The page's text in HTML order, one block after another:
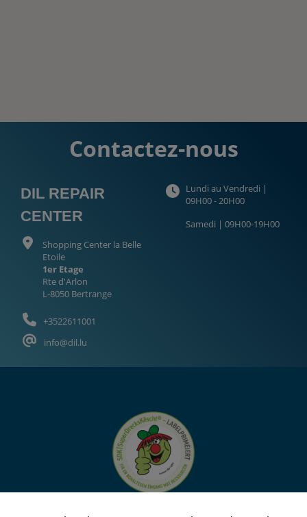
Contactez-nous
DIL REPAIR
CENTER
Shopping Center la Belle
Etoile
1er Etage
Rte d'Arlon
L-8050 Bertrange
+3522611001
info@dil.lu
Lundi au Vendredi |
09H00 - 20H00
Samedi | 09H00-19H00